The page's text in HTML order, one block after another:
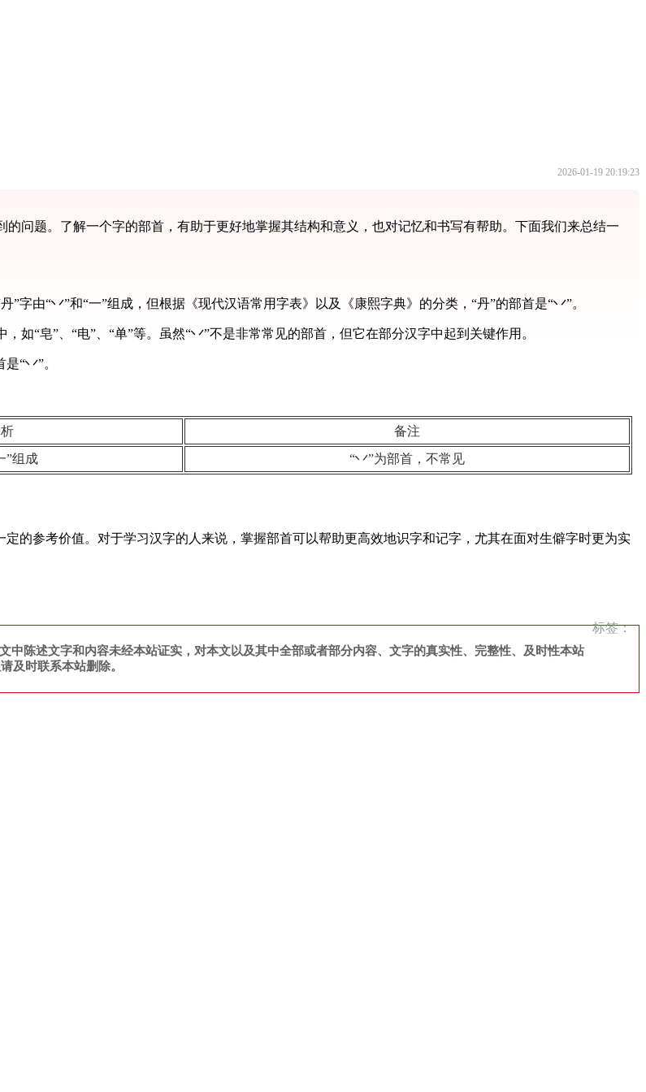
2026-01-19 20:19:23
的问题。了解一个字的部首，有助于更好地掌握其结构和意义，也对记忆和书写有帮助。下面我们来总结一
字由“丷”和“一”组成，但根据《现代汉语常用字表》以及《康熙字典》的分类，“丹”的部首是“丷”。
如“皂”、“电”、“单”等。虽然“丷”不是非常常见的部首，但它在部分汉字中起到关键作用。
“丷”。
备注
”组成 “丷”为部首，不常见
的参考价值。对于学习汉字的人来说，掌握部首可以帮助更高效地识字和记字，尤其在面对生僻字时更为实
标签：
陈述文字和内容未经本站证实，对本文以及其中全部或者部分内容、文字的真实性、完整性、及时性本站
及时联系本站删除。